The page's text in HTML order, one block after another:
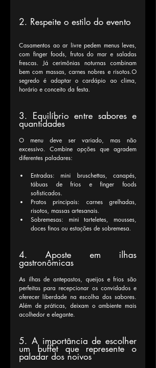
2. Respeite o estilo do evento
Casamentos ao ar livre pedem menus leves,
com finger foods, frutos do mar e saladas
frescas. Já cerimônias noturnas combinam
bem com massas, carnes nobres e risotos.O
segredo é adaptar o cardápio ao clima,
horário e conceito da festa.
3. Equilíbrio entre sabores e
quantidades
O menu deve ser variado, mas não
excessivo. Combine opções que agradem
diferentes paladares:
Entradas: mini bruschettas, canapés,
tábuas de frios e finger foods
sofisticados.
Pratos principais: carnes grelhadas,
risotos, massas artesanais.
Sobremesas: mini tarteletes, mousses,
doces finos ou estações de sobremesa.
4. Aposte em ilhas
gastronômicas
As ilhas de antepastos, queijos e frios são
perfeitas para recepcionar os convidados e
oferecer liberdade na escolha dos sabores.
Além de práticas, deixam o ambiente mais
acolhedor e elegante.
5. A importância de escolher
um buffet que represente o
paladar dos noivos